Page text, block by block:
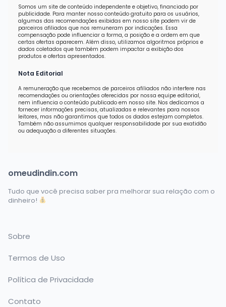
Somos um site de conteúdo independente e objetivo, financiado por
publicidade. Para manter nosso conteúdo gratuito para os usuários,
algumas das recomendações exibidas em nosso site podem vir de
parceiros afiliados que nos remuneram por indicações. Essa
compensação pode influenciar a forma, a posição e a ordem em que
certas ofertas aparecem. Além disso, utilizamos algoritmos próprios e
dados coletados que também podem impactar a exibição dos
produtos e ofertas apresentados.
Nota Editorial
A remuneração que recebemos de parceiros afiliados não interfere nas
recomendações ou orientações oferecidas por nossa equipe editorial,
nem influencia o conteúdo publicado em nosso site. Nos dedicamos a
fornecer informações precisas, atualizadas e relevantes para nossos
leitores, mas não garantimos que todos os dados estejam completos.
Também não assumimos qualquer responsabilidade por sua exatidão
ou adequação a diferentes situações.
omeudindin.com
Tudo que você precisa saber pra melhorar sua relação com o
dinheiro!
Sobre
Termos de Uso
Política de Privacidade
Contato